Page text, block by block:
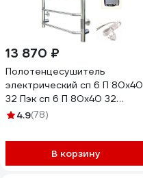
13 870 ₽
Полотенцесушитель
электрический сп 6 П 80х40
32 Пэк сп 6 П 80х40 32
Тругор 00267363 00-
4.9(78)
В корзину